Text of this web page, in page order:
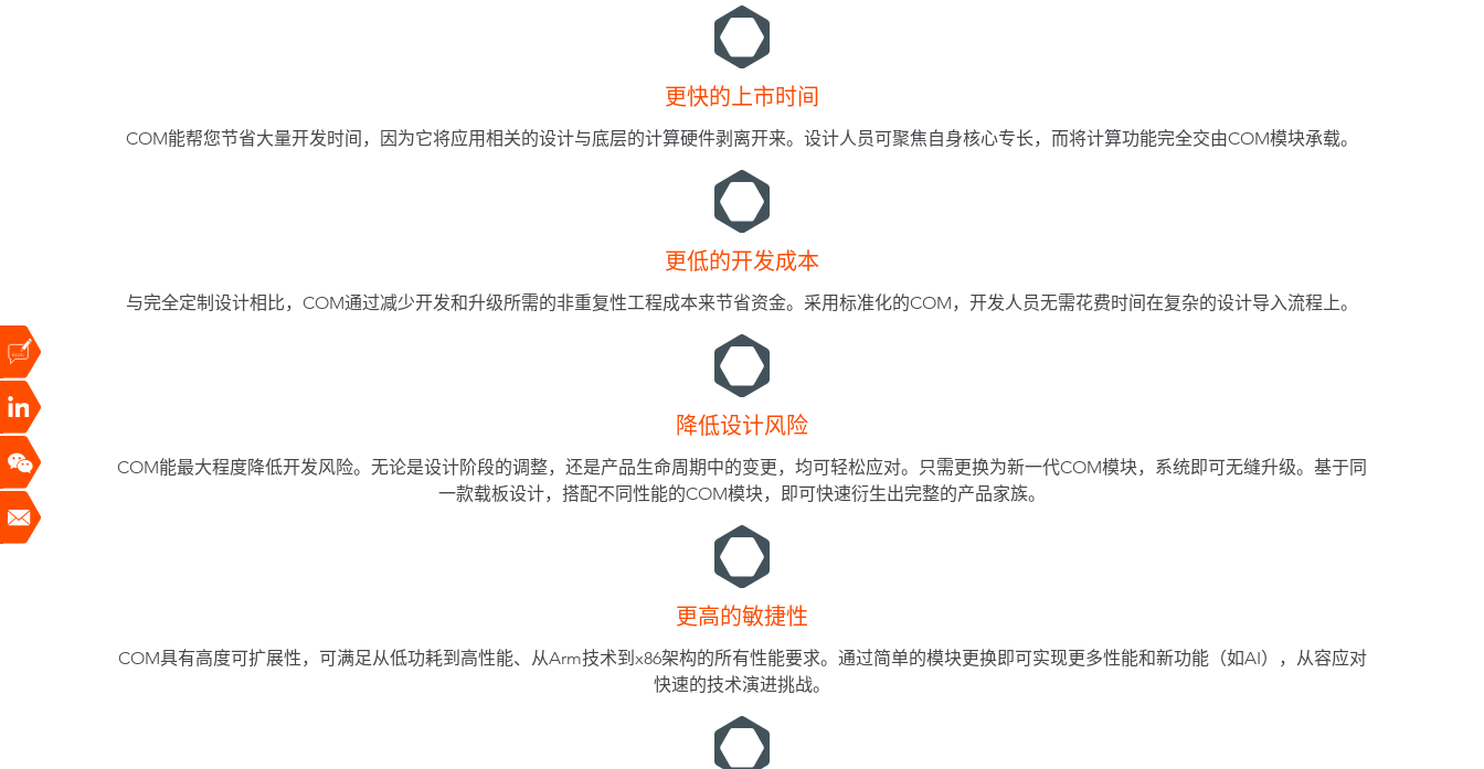
更快的上市时间
COM能帮您节省大量开发时间，因为它将应用相关的设计与底层的计算硬件剥离开来。设计人员可聚焦自身核心专长，而将计算功能完全交由COM模块承载。
更低的开发成本
与完全定制设计相比，COM通过减少开发和升级所需的非重复性工程成本来节省资金。采用标准化的COM，开发人员无需花费时间在复杂的设计导入流程上。
降低设计风险
COM能最大程度降低开发风险。无论是设计阶段的调整，还是产品生命周期中的变更，均可轻松应对。只需更换为新一代COM模块，系统即可无缝升级。基于同
一款载板设计，搭配不同性能的COM模块，即可快速衍生出完整的产品家族。
更高的敏捷性
COM具有高度可扩展性，可满足从低功耗到高性能、从Arm技术到x86架构的所有性能要求。通过简单的模块更换即可实现更多性能和新功能（如AI），从容应对
快速的技术演进挑战。